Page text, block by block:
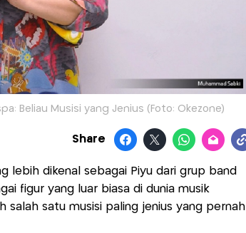
Beliau Musisi yang Jenius (Foto: Okezone)
Share
lebih dikenal sebagai Piyu dari grup band
figur yang luar biasa di dunia musik
salah satu musisi paling jenius yang pernah